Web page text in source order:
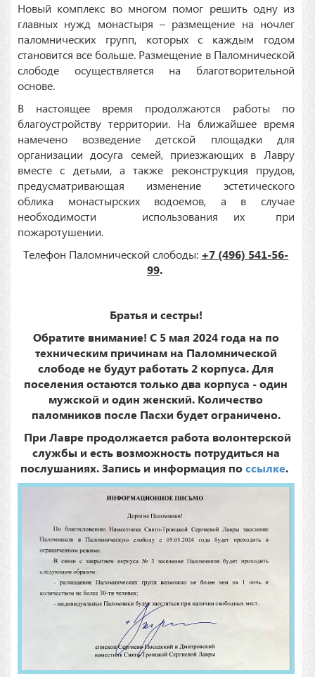
Новый комплекс во многом помог решить одну из
главных нужд монастыря – размещение на ночлег
паломнических групп, которых с каждым годом
становится все больше. Размещение в Паломнической
слободе осуществляется на благотворительной
основе.
В настоящее время продолжаются работы по
благоустройству территории. На ближайшее время
намечено возведение детской площадки для
организации досуга семей, приезжающих в Лавру
вместе с детьми, а также реконструкция прудов,
предусматривающая изменение эстетического
облика монастырских водоемов, а в случае
необходимости использования их при
пожаротушении.
Телефон Паломнической слободы: +7 (496) 541-56-
99.
Братья и сестры!
Обратите внимание! С 5 мая 2024 года на по
техническим причинам на Паломнической
слободе не будут работать 2 корпуса. Для
поселения остаются только два корпуса - один
мужской и один женский. Количество
паломников после Пасхи будет ограничено.
При Лавре продолжается работа волонтерской
службы и есть возможность потрудиться на
послушаниях. Запись и информация поссылке.